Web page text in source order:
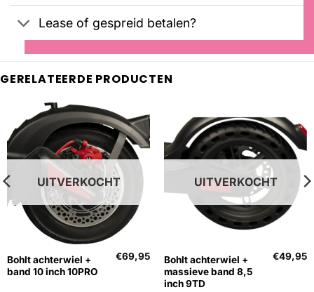
Lease of gespreid betalen?
GERELATEERDE PRODUCTEN
UITVERKOCHT
Bohlt achterwiel +
band 10 inch 10PRO
€69,95
UITVERKOCHT
Bohlt achterwiel +
massieve band 8,5
inch 9TD
€49,95